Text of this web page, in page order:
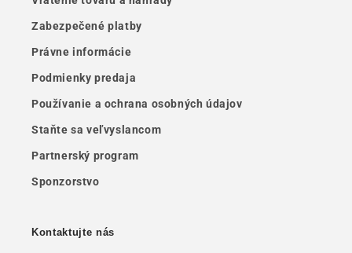
Zabezpečené platby
Právne informácie
Podmienky predaja
Používanie a ochrana osobných údajov
Staňte sa veľvyslancom
Partnerský program
Sponzorstvo
Kontaktujte nás